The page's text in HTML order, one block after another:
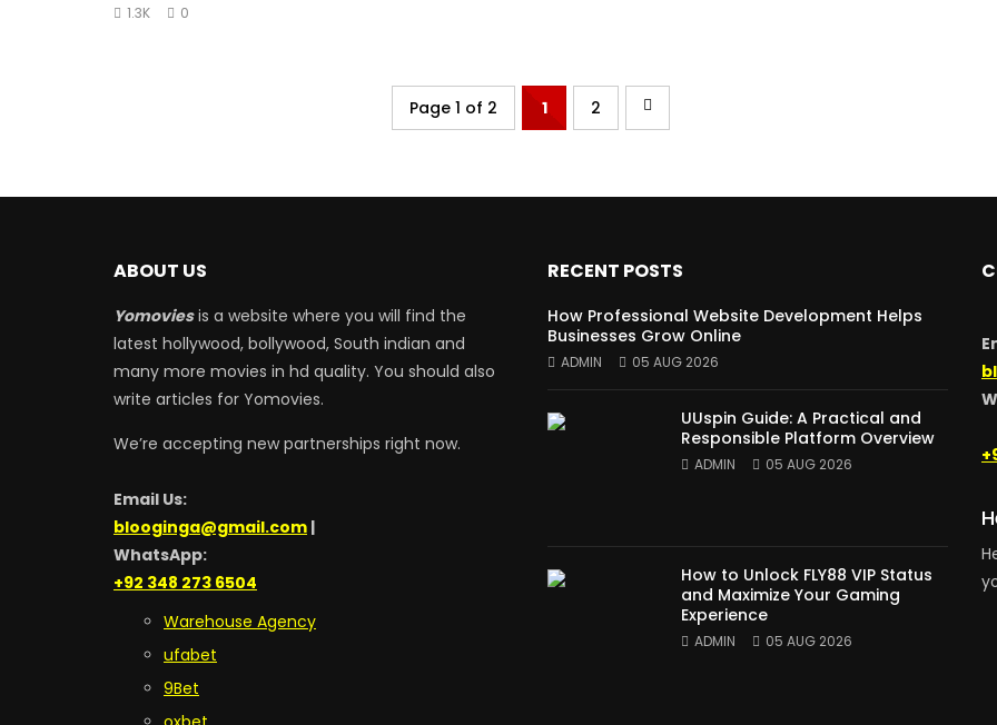
1.3K 0
Page 1 of 2 1 2
ABOUT US
Yomoviesis a website where you will find the
latest hollywood, bollywood, South indian and
many more movies in hd quality. You should also
write articles for Yomovies.
We’re accepting new partnerships right now.
Email Us:
blooginga@gmail.com |
WhatsApp:
+92 348 273 6504
Warehouse Agency
ufabet
9Bet
RECENT POSTS
How Professional Website Development Helps
Businesses Grow Online
ADMIN 05 AUG 2026
UUspin Guide: A Practical and
Responsible Platform Overview
ADMIN 05 AUG 2026
How to Unlock FLY88 VIP Status
and Maximize Your Gaming
Experience
ADMIN 05 AUG 2026